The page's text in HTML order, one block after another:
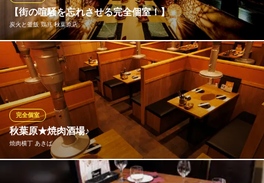
完全個室 牛の達人 秋葉原店
完全個室で黒毛和牛焼肉
ＪＲ秋葉原駅 徒歩3分
東京都千代田区外神田4-4-3 秋葉原SILビル4F
【街の喧騒を忘れさせる完全個室！】
炭火と釜飯 鶏兆 秋葉原店
店内は落ち着いた和モダンな内装。2名様～ご利用可能な完全個室
がございます♪周りを気にせずにゆったりとお過ごしいただけま
す。人数に応じたお席をご用意いたしますので、お早めにご予約
ください！
炭火と釜飯 鶏兆 秋葉原店
毎日24時まで営業中！
ＪＲ秋葉原駅 徒歩1分
東京都千代田区神田佐久間町1-15 川初ビル5F
秋葉原★焼肉酒場♪
焼肉横丁 あきば
完全個室
ロマンのある明るさと情緒ある照明が上品な空間を創造。品質の